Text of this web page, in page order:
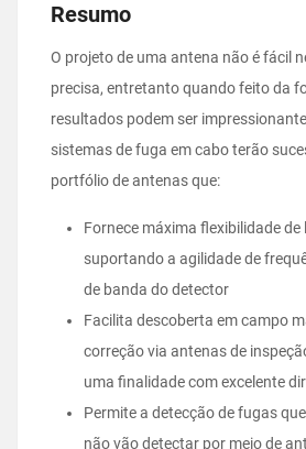
Resumo
O projeto de uma antena não é fácil
precisa, entretanto quando feito da
resultados podem ser
sistemas de fuga em cabo terão
portfólio de antenas que:
Fornece máxima flexibilidade de
suportando a agilidade de
de banda do detector
Facilita descoberta em campo
correção via antenas de
uma finalidade com excelente
Permite a detecção de fugas
não vão detectar por meio de